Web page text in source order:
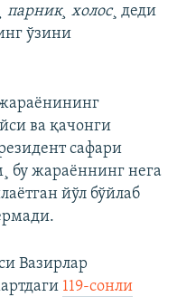
парник¸ холос¸ деди
ўзини
ва қачонги
сафари
бу жараëннинг нега
йўл бўйлаб
Вазирлар
119-сонли